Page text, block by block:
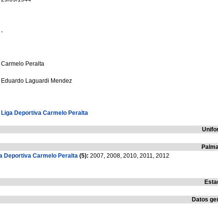
-
Carmelo Peralta
Eduardo Laguardi Mendez
Liga Deportiva Carmelo Peralta
Deportiva Carmelo Peralta (5): 2007, 2008, 2010, 2011, 2012
Datos